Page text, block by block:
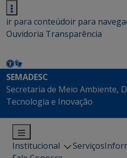
ir para conteúdoir para
Ouvidoria Transparência
SEMADESC
Secretaria de Meio Ambiente,
Tecnologia e Inovação
Institucional Serviços